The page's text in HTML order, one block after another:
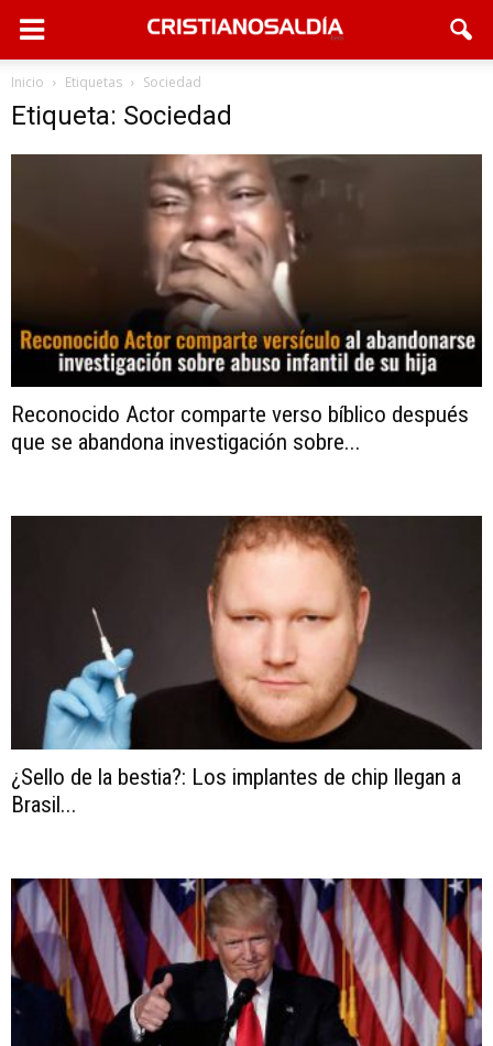
Inicio Etiquetas Sociedad
Etiqueta: Sociedad
Reconocido Actor comparte verso bíblico después
que se abandona investigación sobre...
¿Sello de la bestia?: Los implantes de chip llegan a
Brasil...